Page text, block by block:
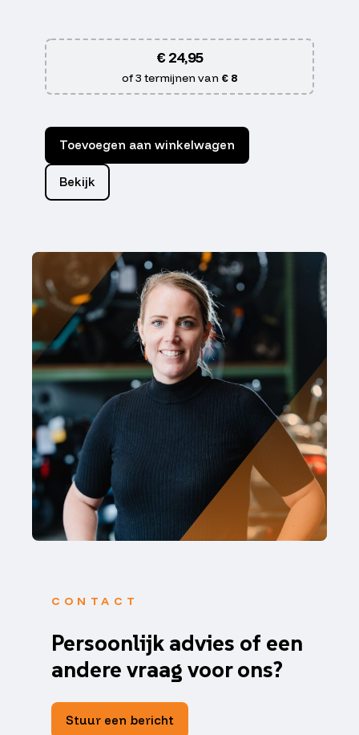
€24,95
of 3 termijnen van € 8
Toevoegen aan winkelwagen
Bekijk
CONTACT
Persoonlijk advies of een
andere vraag voor ons?
Stuur een bericht